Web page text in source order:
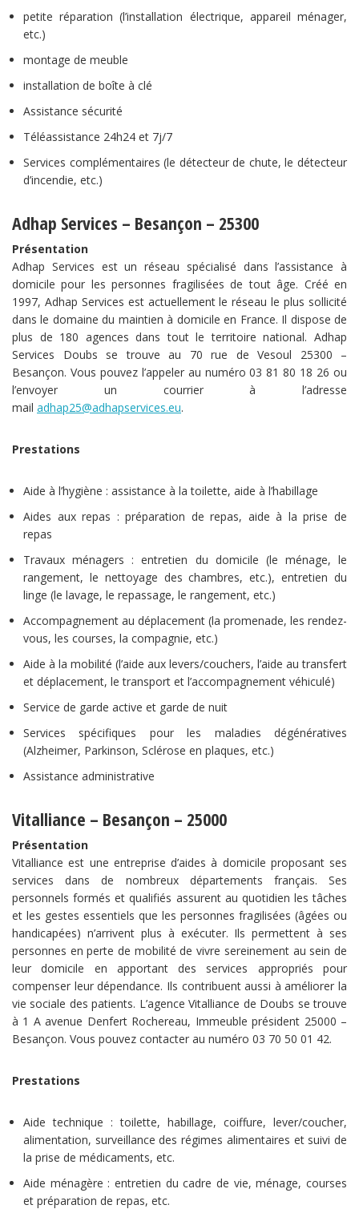
petite réparation (l’installation électrique, appareil ménager,
etc.)
montage de meuble
installation de boîte à clé
Assistance sécurité
Téléassistance 24h24 et 7j/7
Services complémentaires (le détecteur de chute, le détecteur
d’incendie, etc.)
Adhap Services – Besançon – 25300
Présentation
Adhap Services est un réseau spécialisé dans l’assistance à
domicile pour les personnes fragilisées de tout âge. Créé en
1997, Adhap Services est actuellement le réseau le plus sollicité
dans le domaine du maintien à domicile en France. Il dispose de
plus de 180 agences dans tout le territoire national. Adhap
Services Doubs se trouve au 70 rue de Vesoul 25300 –
Besançon. Vous pouvez l’appeler au numéro 03 81 80 18 26 ou
l’envoyer un courrier à l’adresse
mail adhap25@adhapservices.eu.
Prestations
Aide à l’hygiène : assistance à la toilette, aide à l’habillage
Aides aux repas : préparation de repas, aide à la prise de
repas
Travaux ménagers : entretien du domicile (le ménage, le
rangement, le nettoyage des chambres, etc.), entretien du
linge (le lavage, le repassage, le rangement, etc.)
Accompagnement au déplacement (la promenade, les rendez-
vous, les courses, la compagnie, etc.)
Aide à la mobilité (l’aide aux levers/couchers, l’aide au transfert
et déplacement, le transport et l’accompagnement véhiculé)
Service de garde active et garde de nuit
Services spécifiques pour les maladies dégénératives
(Alzheimer, Parkinson, Sclérose en plaques, etc.)
Assistance administrative
Vitalliance – Besançon – 25000
Présentation
Vitalliance est une entreprise d’aides à domicile proposant ses
services dans de nombreux départements français. Ses
personnels formés et qualifiés assurent au quotidien les tâches
et les gestes essentiels que les personnes fragilisées (âgées ou
handicapées) n’arrivent plus à exécuter. Ils permettent à ses
personnes en perte de mobilité de vivre sereinement au sein de
leur domicile en apportant des services appropriés pour
compenser leur dépendance. Ils contribuent aussi à améliorer la
vie sociale des patients. L’agence Vitalliance de Doubs se trouve
à 1 A avenue Denfert Rochereau, Immeuble président 25000 –
Besançon. Vous pouvez contacter au numéro 03 70 50 01 42.
Prestations
Aide technique : toilette, habillage, coiffure, lever/coucher,
alimentation, surveillance des régimes alimentaires et suivi de
la prise de médicaments, etc.
Aide ménagère : entretien du cadre de vie, ménage, courses
et préparation de repas, etc.